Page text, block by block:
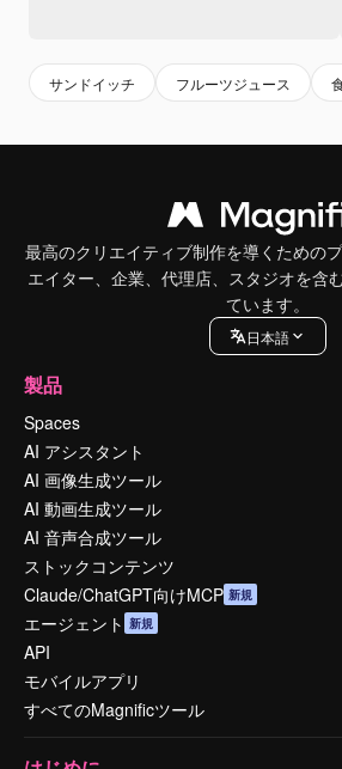
サンドイッチ フルーツジュース
最高のクリエイティブ制作を導くための
エイター、企業、代理店、スタジオを含
ています。
日本語
製品
Spaces
AI アシスタント
AI 画像生成ツール
AI 動画生成ツール
AI 音声合成ツール
ストックコンテンツ
Claude/ChatGPT向けMCP 新規
エージェント 新規
API
モバイルアプリ
すべてのMagnificツール